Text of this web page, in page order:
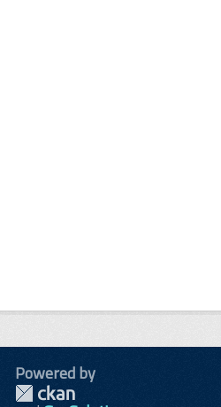
Powered by